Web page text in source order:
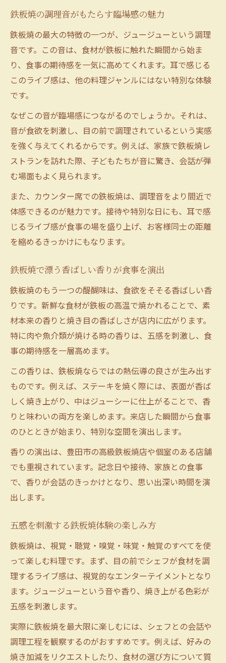
鉄板焼の調理音がもたらす臨場感の魅力
鉄板焼の最大の特徴の一つが、ジュージューという調理
音です。この音は、食材が鉄板に触れた瞬間から始ま
り、食事の期待感を一気に高めてくれます。耳で感じる
このライブ感は、他の料理ジャンルにはない特別な体験
です。
なぜこの音が臨場感につながるのでしょうか。それは、
音が食欲を刺激し、目の前で調理されているという実感
を強く与えてくれるからです。例えば、家族で鉄板焼レ
ストランを訪れた際、子どもたちが音に驚き、会話が弾
む場面もよく見られます。
また、カウンター席での鉄板焼は、調理音をより間近で
体感できるのが魅力です。接待や特別な日にも、耳で感
じるライブ感が食事の場を盛り上げ、お客様同士の距離
を縮めるきっかけにもなります。
鉄板焼で漂う香ばしい香りが食事を演出
鉄板焼のもう一つの醍醐味は、食欲をそそる香ばしい香
りです。新鮮な食材が鉄板の高温で焼かれることで、素
材本来の香りと焼き目の香ばしさが店内に広がります。
特に肉や魚介類が焼ける時の香りは、五感を刺激し、食
事の期待感を一層高めます。
この香りは、鉄板焼ならではの熱伝導の良さが生み出す
ものです。例えば、ステーキを焼く際には、表面が香ば
しく焼き上がり、中はジューシーに仕上がることで、香
りと味わいの両方を楽しめます。来店した瞬間から食事
のひとときが始まり、特別な空間を演出します。
香りの演出は、豊田市の高級鉄板焼店や個室のある店舗
でも重視されています。記念日や接待、家族との食事
で、香りが会話のきっかけとなり、思い出深い時間を演
出します。
五感を刺激する鉄板焼体験の楽しみ方
鉄板焼は、視覚・聴覚・嗅覚・味覚・触覚のすべてを使
って楽しむ料理です。まず、目の前でシェフが食材を調
理するライブ感は、視覚的なエンターテイメントとなり
ます。ジュージューという音や香り、焼き上がる色彩が
五感を刺激します。
実際に鉄板焼を最大限に楽しむには、シェフとの会話や
調理工程を観察するのがおすすめです。例えば、好みの
焼き加減をリクエストしたり、食材の選び方について質